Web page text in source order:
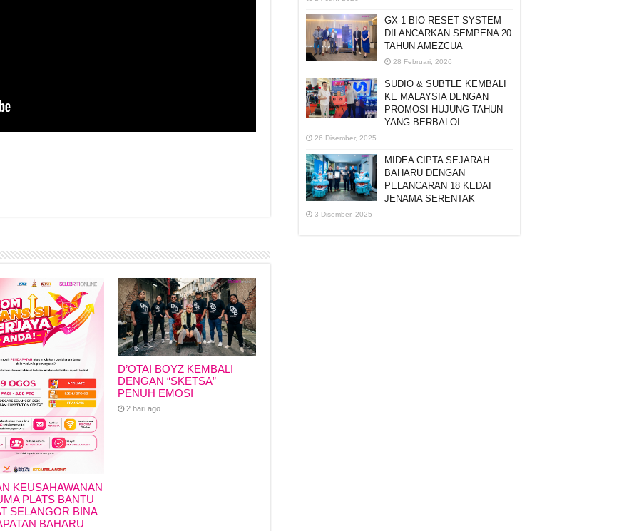
KEUSAHAWANAN
PLATS BANTU
SELANGOR BINA
BAHARU
D’OTAI BOYZ KEMBALI
DENGAN “SKETSA”
PENUH EMOSI
2 hari ago
GX-1 BIO-RESET SYSTEM
DILANCARKAN SEMPENA 20
TAHUN AMEZCUA
28 Februari, 2026
SUDIO & SUBTLE KEMBALI
KE MALAYSIA DENGAN
PROMOSI HUJUNG TAHUN
YANG BERBALOI
26 Disember, 2025
MIDEA CIPTA SEJARAH
BAHARU DENGAN
PELANCARAN 18 KEDAI
JENAMA SERENTAK
3 Disember, 2025